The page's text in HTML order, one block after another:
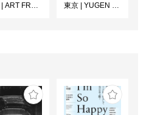
ART FRONT GALLERY
東京
YUGEN Gallery